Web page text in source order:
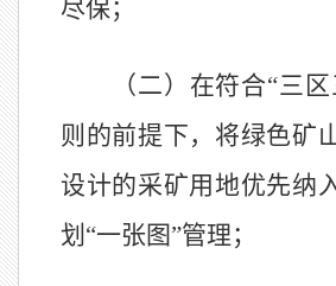
尽保；
（二）在符合“三
则的前提下，将绿色矿
设计的采矿用地优先纳
划 “一张图”管理；